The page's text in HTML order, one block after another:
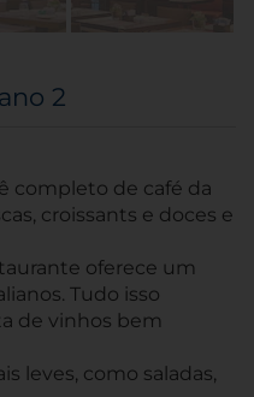
2
completo de café da
croissants e doces e
oferece um
Tudo isso
de vinhos bem
leves, como saladas,